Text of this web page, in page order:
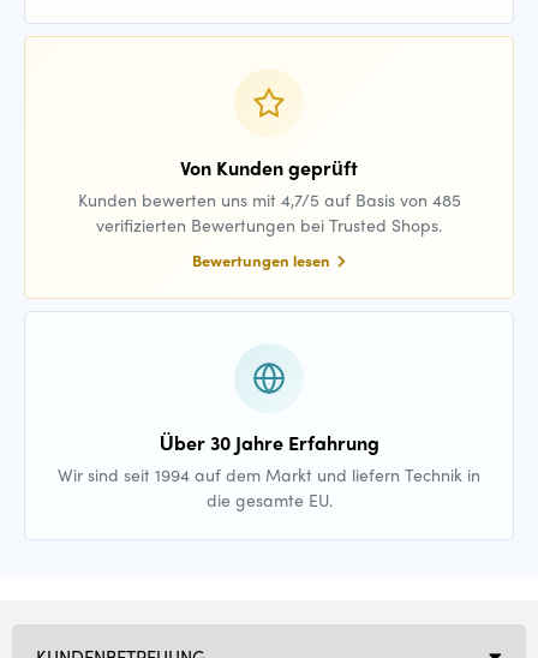
Von Kunden geprüft
Kunden bewerten uns mit 4,7/5 auf Basis von 485
verifizierten Bewertungen bei Trusted Shops.
Bewertungen lesen
Über 30 Jahre Erfahrung
Wir sind seit 1994 auf dem Markt und liefern Technik in
die gesamte EU.